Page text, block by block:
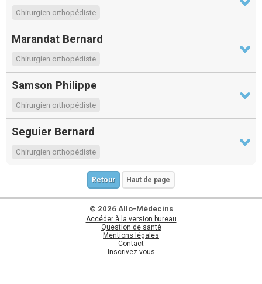
Chirurgien orthopédiste
Marandat Bernard
Chirurgien orthopédiste
Samson Philippe
Chirurgien orthopédiste
Seguier Bernard
Chirurgien orthopédiste
Retour Haut de page
© 2026 Allo-Médecins
Accéder à la version bureau
Question de santé
Mentions légales
Contact
Inscrivez-vous